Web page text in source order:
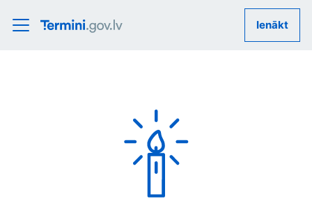
Ienākt